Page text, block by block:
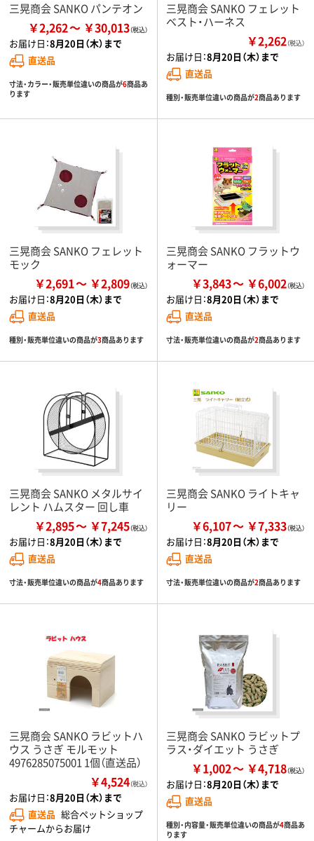
三晃商会 SANKO パンテオン
￥2,262 ￥30,013
お届け日：8月20日（木）まで
直送品
寸法・カラー・販売単位違いの商品が6商品あ
ります
三晃商会 SANKO フェレット
ベスト・ハーネス
￥2,262（税込）
お届け日：8月20日（木）まで
直送品
種別・販売単位違いの商品が2商品あります
三晃商会 SANKO フェレット
モック
￥2,691 ￥2,809
お届け日：8月20日（木）まで
直送品
種別・販売単位違いの商品が3商品あります
三晃商会 SANKO フラットウ
ォーマー
￥3,843 ￥6,002
お届け日：8月20日（木）まで
直送品
寸法・販売単位違いの商品が2商品あります
三晃商会 SANKO メタルサイ
レント ハムスター 回し車
￥2,895 ￥7,245
お届け日：8月20日（木）まで
直送品
寸法・販売単位違いの商品が4商品あります
三晃商会 SANKO ライトキャ
リー
￥6,107 ￥7,333
お届け日：8月20日（木）まで
直送品
寸法・販売単位違いの商品が2商品あります
三晃商会 SANKO ラビットハ
ウス うさぎ モルモット
4976285075001 1個（直送品）
￥4,524（税込）
お届け日：8月20日（木）まで
直送品 総合ペットショップ
チャームからお届け
三晃商会 SANKO ラビットプ
ラス・ダイエット うさぎ
￥1,002 ￥4,718
お届け日：8月20日（木）まで
直送品
種別・内容量・販売単位違いの商品が4商品あ
ります